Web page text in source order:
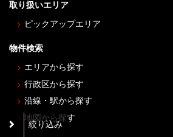
絞り込み
取り扱いエリア
ピックアップエリア
物件検索
エリアから探す
行政区から探す
沿線・駅から探す
地図から探す